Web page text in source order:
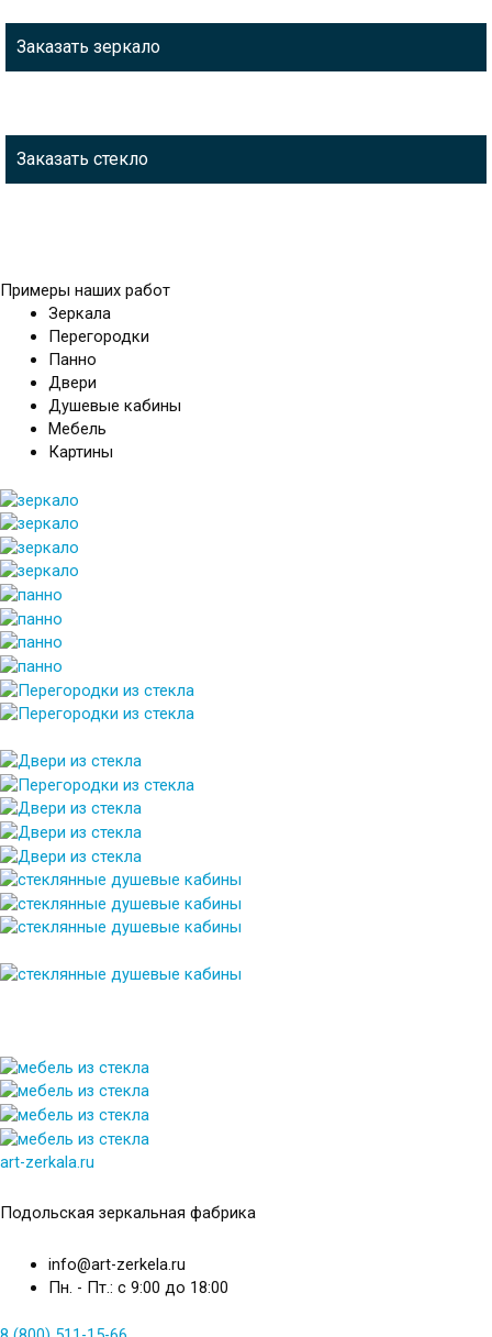
Заказать зеркало
Заказать стекло
Примеры наших работ
Зеркала
Перегородки
Панно
Двери
Душевые кабины
Мебель
Картины
art-zerkala.ru
Подольская зеркальная фабрика
info@art-zerkela.ru
Пн. - Пт.: с 9:00 до 18:00